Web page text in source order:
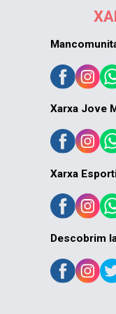
Xarxa Jove
Xarxa
Descobrim